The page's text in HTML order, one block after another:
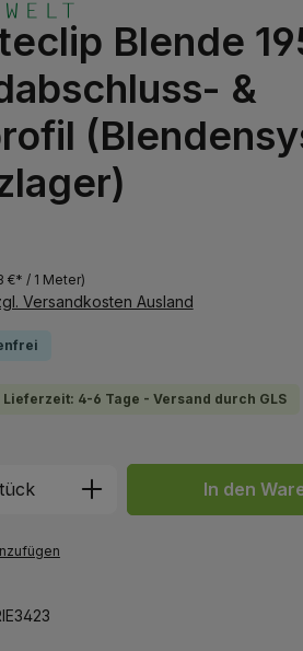
Blende
&
€* / 1 Meter)
Versandkosten Ausland
4-6 Tage - Versand durch GLS
Gib den In den